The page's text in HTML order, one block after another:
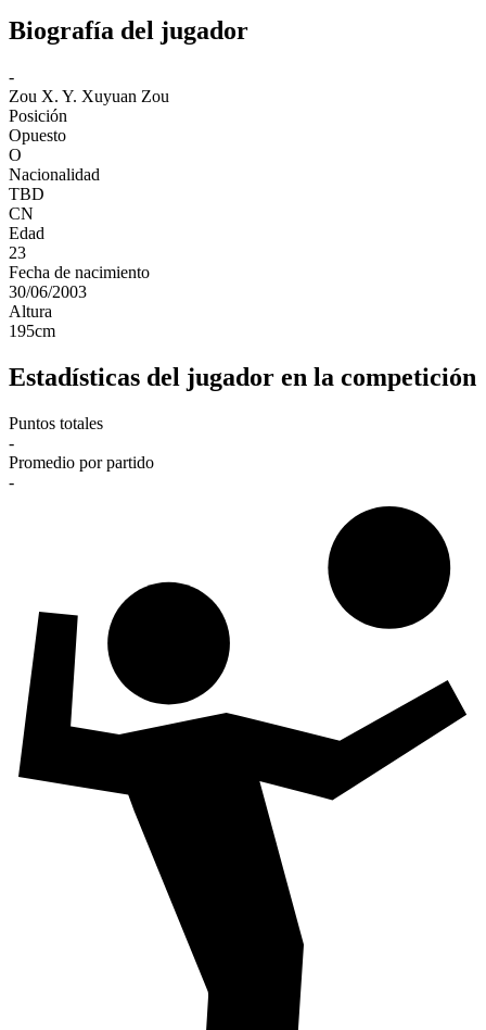
Biografía del jugador
-
Zou X. Y. Xuyuan Zou
Posición
Opuesto
O
Nacionalidad
TBD
CN
Edad
23
Fecha de nacimiento
30/06/2003
Altura
195cm
Estadísticas del jugador en la competición
Puntos totales
-
Promedio por partido
-